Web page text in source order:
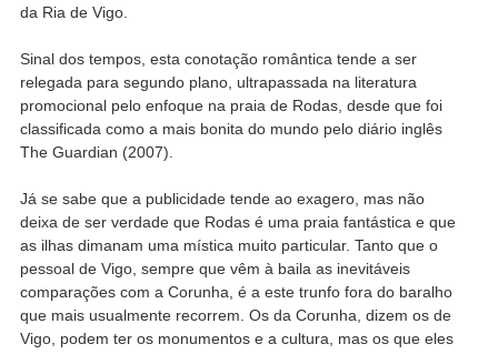
da Ria de Vigo.
Sinal dos tempos, esta conotação romântica tende a ser
relegada para segundo plano, ultrapassada na literatura
promocional pelo enfoque na praia de Rodas, desde que foi
classificada como a mais bonita do mundo pelo diário inglês
The Guardian (2007).
Já se sabe que a publicidade tende ao exagero, mas não
deixa de ser verdade que Rodas é uma praia fantástica e que
as ilhas dimanam uma mística muito particular. Tanto que o
pessoal de Vigo, sempre que vêm à baila as inevitáveis
comparações com a Corunha, é a este trunfo fora do baralho
que mais usualmente recorrem. Os da Corunha, dizem os de
Vigo, podem ter os monumentos e a cultura, mas os que eles